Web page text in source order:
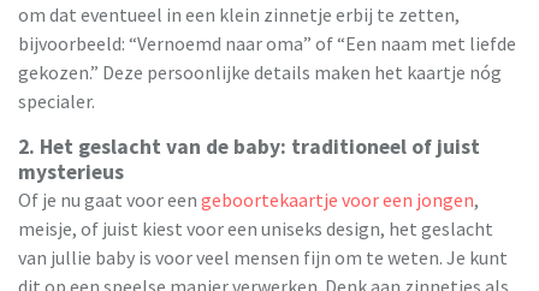
om dat eventueel in een klein zinnetje erbij te zetten,
bijvoorbeeld: “Vernoemd naar oma” of “Een naam met liefde
gekozen.” Deze persoonlijke details maken het kaartje nóg
specialer.
2. Het geslacht van de baby: traditioneel of juist
mysterieus
Of je nu gaat voor een geboortekaartje voor een jongen,
meisje, of juist kiest voor een uniseks design, het geslacht
van jullie baby is voor veel mensen fijn om te weten. Je kunt
dit op een speelse manier verwerken. Denk aan zinnetjes als